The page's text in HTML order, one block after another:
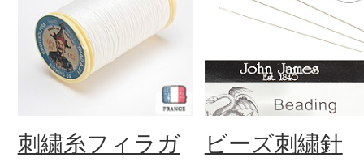
刺繍糸フィラガ
ビーズ刺繍針